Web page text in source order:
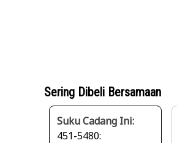
Sering Dibeli Bersamaan
Suku Cadang Ini:
451-5480: